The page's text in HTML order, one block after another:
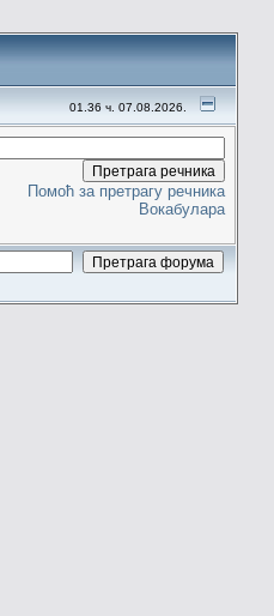
01.36 ч. 07.08.2026.
Помоћ за претрагу речника
Вокабулара